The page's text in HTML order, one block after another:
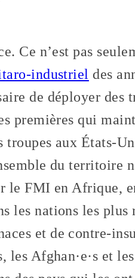
Ce n’est pas
industriel des
de déployer des
premières qui
aux États-
du territoire
le FMI en Afrique,
les nations les plus
et de contre-
Afghan·e·s et